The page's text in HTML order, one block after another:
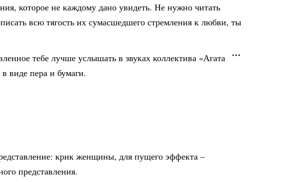
которое не каждому дано увидеть. Не нужно читать
всю тягость их сумасшедшего стремления к любви, ты
тебе лучше услышать в звуках коллектива «Агата
виде пера и бумаги.
крик женщины, для пущего эффекта –
представления.